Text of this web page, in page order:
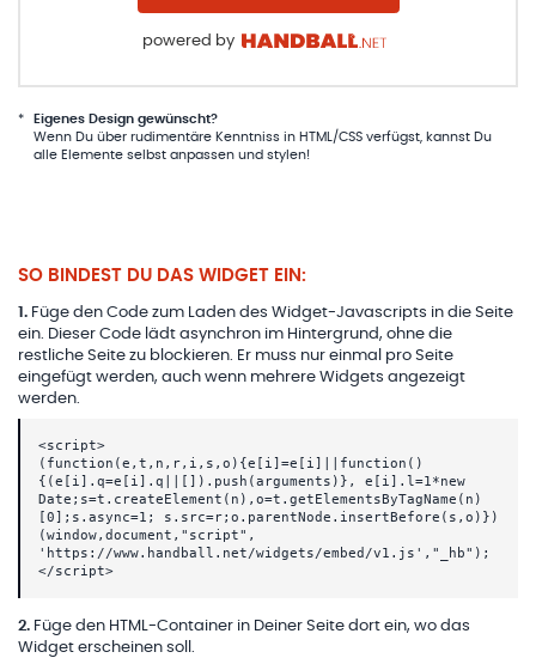
powered by
*
Eigenes Design gewünscht?
Wenn Du über rudimentäre Kenntniss in HTML/CSS verfügst, kannst Du
alle Elemente selbst anpassen und stylen!
SO BINDEST DU DAS WIDGET EIN:
1 . Füge den Code zum Laden des Widget-Javascripts in die Seite
ein. Dieser Code lädt asynchron im Hintergrund, ohne die
restliche Seite zu blockieren. Er muss nur einmal pro Seite
eingefügt werden, auch wenn mehrere Widgets angezeigt
werden.
<script>
(function(e,t,n,r,i,s,o){e[i]=e[i]||function()
{(e[i].q=e[i].q||[]).push(arguments)}, e[i].l=1*new
Date;s=t.createElement(n),o=t.getElementsByTagName(n)
[0];s.async=1; s.src=r;o.parentNode.insertBefore(s,o)})
(window,document,"script",
'https://www.handball.net/widgets/embed/v1.js',"_hb");
</script>
2. Füge den HTML-Container in Deiner Seite dort ein, wo das
Widget erscheinen soll.